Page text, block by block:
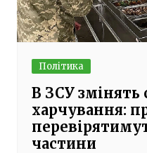
Політика
В ЗСУ змінять
харчування:
частини